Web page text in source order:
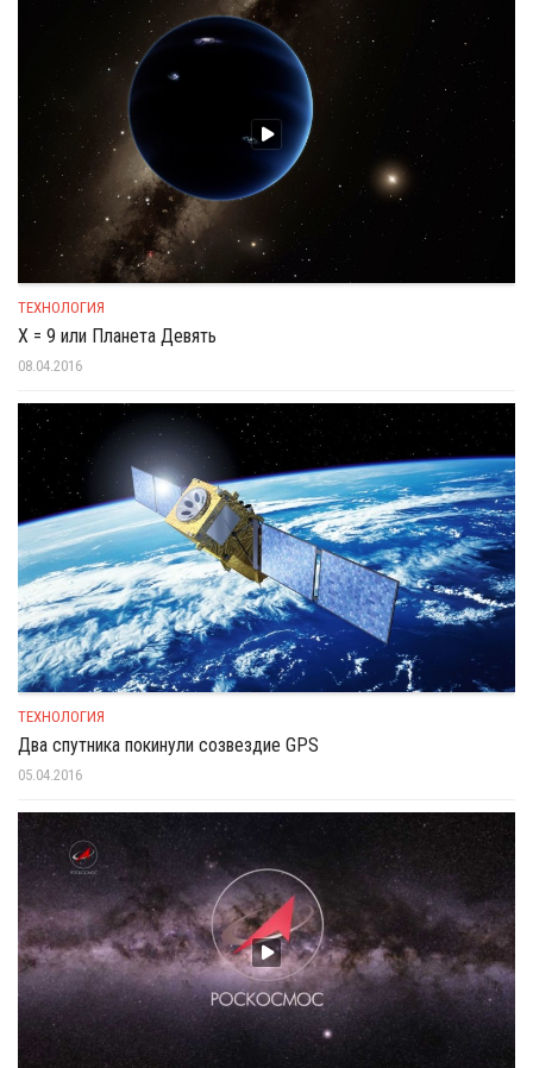
ТЕХНОЛОГИЯ
X = 9 или Планета Девять
08.04.2016
ТЕХНОЛОГИЯ
Два спутника покинули созвездие GPS
05.04.2016